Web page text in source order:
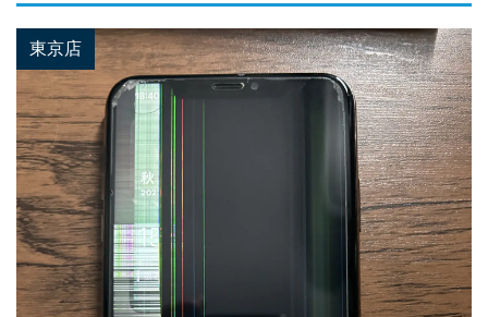
東京店